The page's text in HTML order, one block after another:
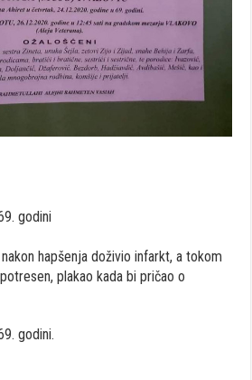
godini
hapšenja doživio infarkt, a tokom
plakao kada bi pričao o
godini.